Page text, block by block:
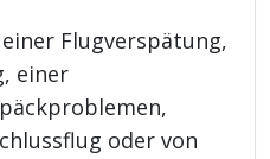
Flugverspätung,
einer
oder von